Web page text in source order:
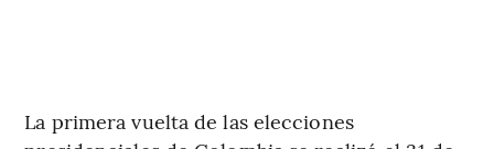
La primera vuelta de las elecciones